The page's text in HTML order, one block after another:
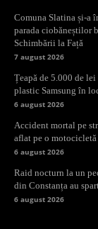
Comuna Slatina și-a
parada ciobăneștilor
Schimbării la Față
7 august 2026
Țeapă de 5.000 de
plastic Samsung în
6 august 2026
Accident mortal pe
aflat pe o
6 august 2026
Raid nocturn la un
din Constanța au
6 august 2026